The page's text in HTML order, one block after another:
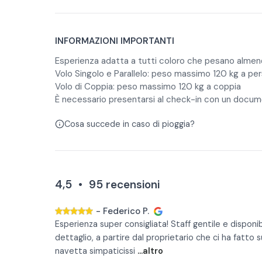
Volo Parallelo: due persone affiancate, ciascuna
prenotare in anticipo e pagare in loco (circa 7€ a
secondi). Se saranno presenti poche persone, la
presenti molte persone, l'attesa può aumentare
minuti.
In base alle condizioni meteorologiche, la
giudizio, di sospendere i voli.
INFORMAZIONI IMPORTANTI
Esperienza adatta a tutti coloro che pesano
Volo Singolo e Parallelo: peso massimo 120 kg a
Volo di Coppia: peso massimo 120 kg a coppia
È necessario presentarsi al check-in con un
Cosa succede in caso di pioggia?
4,5 • 95 recensioni
- Federico P.
Esperienza super consigliata! Staff gentile e
dettaglio, a partire dal proprietario che ci ha fatto
navetta simpaticissi ...altro